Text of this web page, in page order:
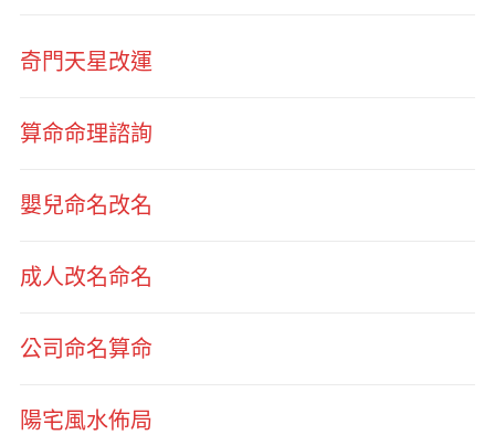
奇門天星改運
算命命理諮詢
嬰兒命名改名
成人改名命名
公司命名算命
陽宅風水佈局